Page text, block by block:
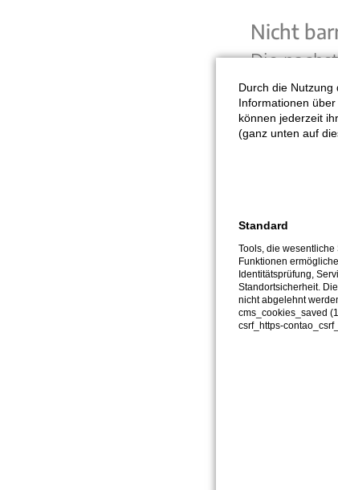
Nicht
Die
Gründen
Die
Bei
Sollten
Durch die Nutzung
Informationen
können jederzeit
(ganz unten auf
Standard
Tools, die wesentliche
Funktionen
Identitätsprüfung,
Standortsicherheit.
nicht abgelehnt
cms_cookies_saved
csrf_https-